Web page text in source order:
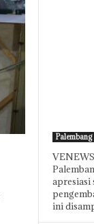
Palembang
apresiasi
ini